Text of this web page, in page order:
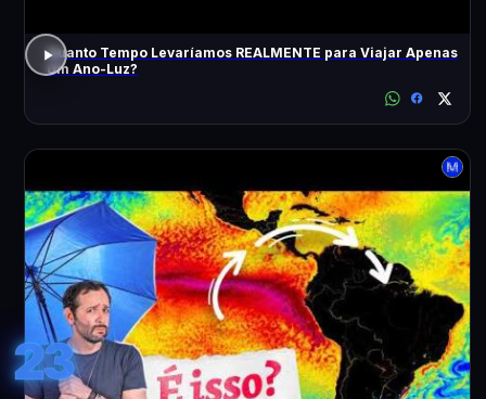
Quanto Tempo Levaríamos REALMENTE para Viajar Apenas
Um Ano-Luz?
23